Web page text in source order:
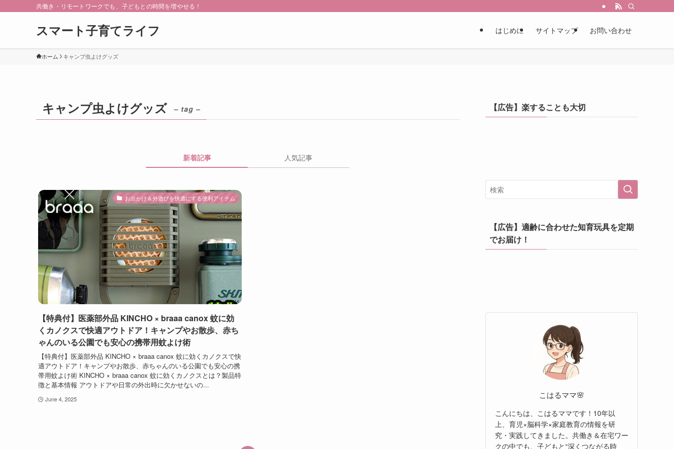
共働き・リモートワークでも、子どもとの時間を増やせる！
スマート子育てライフ はじめに サイトマップ お問い合わせ
ホーム キャンプ虫よけグッズ
キャンプ虫よけグッズ – tag –
新着記事 人気記事
お出かけ＆外遊びを快適にする便利アイテム
【特典付】医薬部外品 KINCHO × braaa canox 蚊に効
くカノクスで快適アウトドア！キャンプやお散歩、赤ち
ゃんのいる公園でも安心の携帯用蚊よけ術
【特典付】医薬部外品 KINCHO × braaa canox 蚊に効くカノクスで快
適アウトドア！キャンプやお散歩、赤ちゃんのいる公園でも安心の携
帯用蚊よけ術 KINCHO × braaa canox 蚊に効くカノクスとは？製品特
徴と基本情報 アウトドアや日常の外出時に欠かせないの...
June 4, 2025
【広告】楽することも大切
【広告】適齢に合わせた知育玩具を定期
でお届け！
こはるママ🌸
こんにちは、こはるママです！10年以
上、育児×脳科学×家庭教育の情報を研
究・実践してきました。共働き＆在宅ワー
クの中でも、子どもと“深くつながる時